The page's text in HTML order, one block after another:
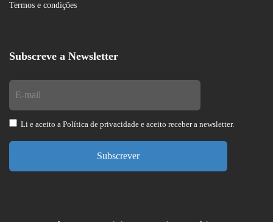
Termos e condições
Subscreve a Newsletter
Li e aceito a Política de privacidade e aceito receber a newsletter.
Subscrever